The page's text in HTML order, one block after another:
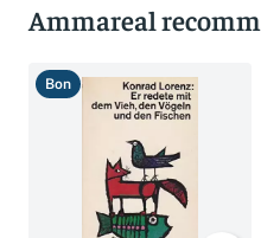
Ammareal
Bon